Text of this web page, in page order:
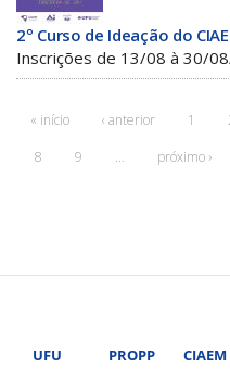
2º Curso de Ideação do
Inscrições de 13/08 à 30/
« início ‹ anterior 1
8
9 … próximo ›
UFU
PROPP
CIAEM